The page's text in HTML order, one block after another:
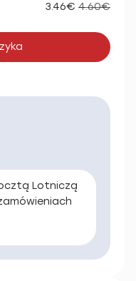
3.46€ 4.60€
Lotniczą